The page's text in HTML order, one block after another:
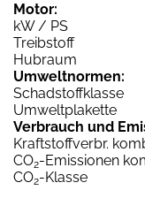
Motor:
kW / PS
Treibstoff
Hubraum
Umweltnormen:
Schadstoffklasse
Umweltplakette
Verbrauch und
Kraftstoffverbr.
CO2-Emissionen
CO2-Klasse